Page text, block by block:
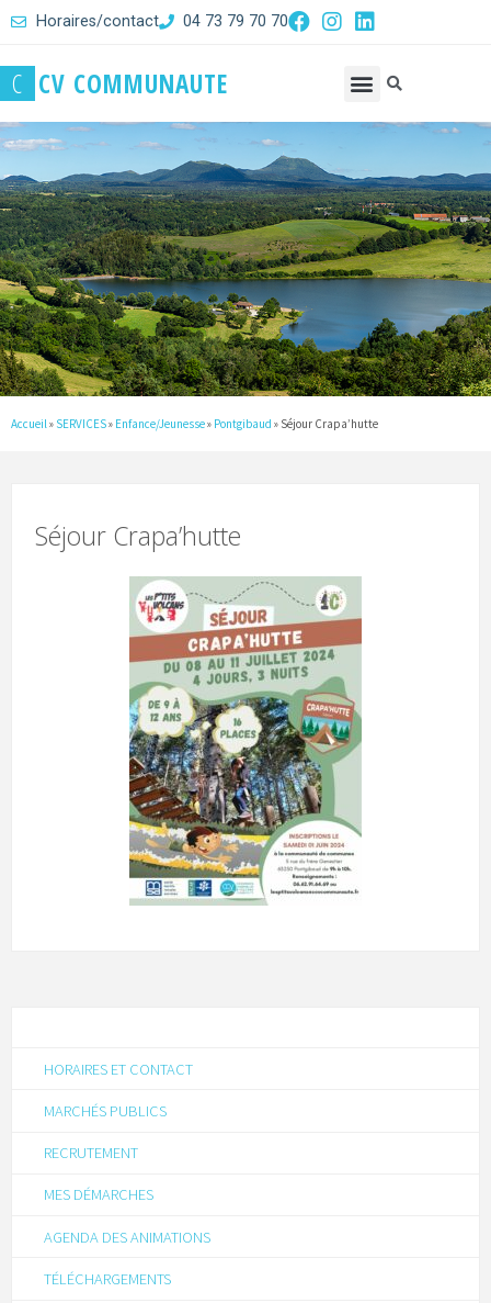
Horaires/contact 04 73 79 70 70
C CV COMMUNAUTE
Accueil » SERVICES» Enfance/Jeunesse» Pontgibaud » Séjour Crapa’hutte
Séjour Crapa’hutte
HORAIRES ET CONTACT
MARCHÉS PUBLICS
RECRUTEMENT
MES DÉMARCHES
AGENDA DES ANIMATIONS
TÉLÉCHARGEMENTS